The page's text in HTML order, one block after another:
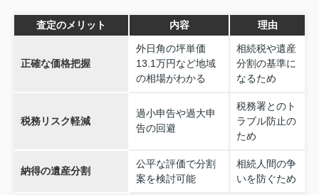
査定のメリット 内容 理由
正確な価格把握
外日角の坪単価
13.1万円など地域
の相場がわかる
相続税や遺産
分割の基準に
なるため
税務リスク軽減
過小申告や過大申
告の回避
税務署とのト
ラブル防止の
ため
納得の遺産分割
公平な評価で分割
案を検討可能
相続人間の争
いを防ぐため